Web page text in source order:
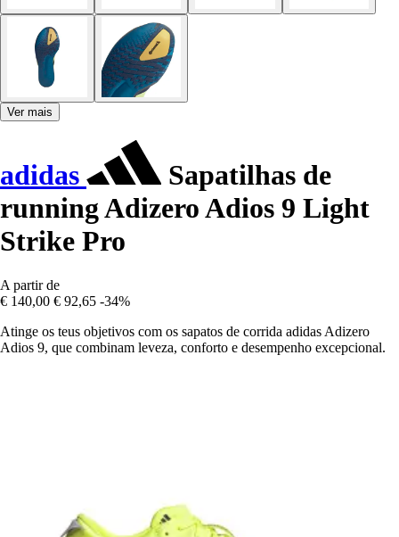
Ver mais
adidas
Sapatilhas de
running Adizero Adios 9 Light
Strike Pro
A partir de
€ 140,00 € 92,65 -34%
Atinge os teus objetivos com os sapatos de corrida adidas Adizero
Adios 9, que combinam leveza, conforto e desempenho excepcional.